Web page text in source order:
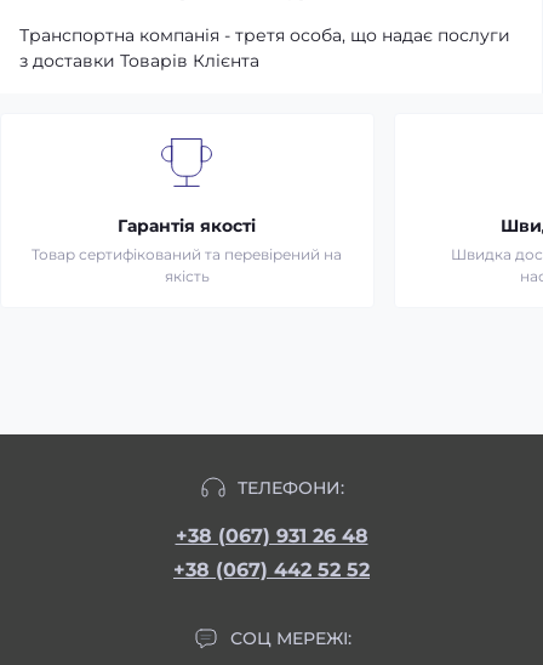
Транспортна компанія - третя особа, що надає послуги
з доставки Товарів Клієнта
Гарантія якості
Товар сертифікований та перевірений на
якість
Швидка
ТЕЛЕФОНИ:
+38 (067) 931 26 48
+38 (067) 442 52 52
СОЦ МЕРЕЖІ: